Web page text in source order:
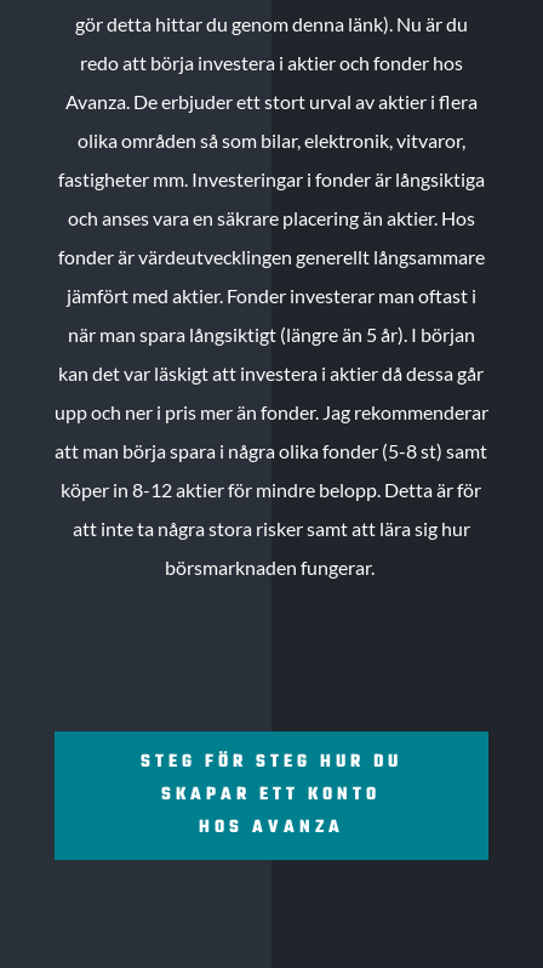
gör detta hittar du genom denna länk). Nu är du
redo att börja investera i aktier och fonder hos
Avanza. De erbjuder ett stort urval av aktier i flera
olika områden så som bilar, elektronik, vitvaror,
fastigheter mm. Investeringar i fonder är långsiktiga
och anses vara en säkrare placering än aktier. Hos
fonder är värdeutvecklingen generellt långsammare
jämfört med aktier. Fonder investerar man oftast i
när man spara långsiktigt (längre än 5 år). I början
kan det var läskigt att investera i aktier då dessa går
upp och ner i pris mer än fonder. Jag rekommenderar
att man börja spara i några olika fonder (5-8 st) samt
köper in 8-12 aktier för mindre belopp. Detta är för
att inte ta några stora risker samt att lära sig hur
börsmarknaden fungerar.
STEG FÖR STEG HUR DU
SKAPAR ETT KONTO
HOS AVANZA